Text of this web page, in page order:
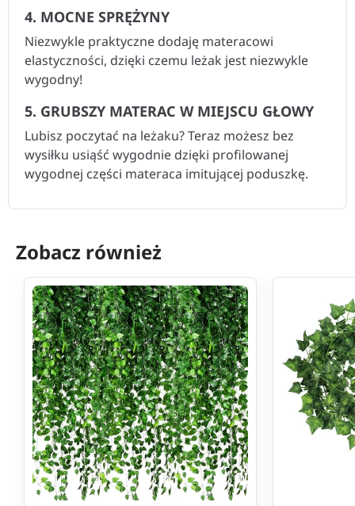
4. MOCNE SPRĘŻYNY
Niezwykle praktyczne dodaję materacowi
elastyczności, dzięki czemu leżak jest niezwykle
wygodny!
5. GRUBSZY MATERAC W MIEJSCU GŁOWY
Lubisz poczytać na leżaku? Teraz możesz bez
wysiłku usiąść wygodnie dzięki profilowanej
wygodnej części materaca imitującej poduszkę.
Zobacz również